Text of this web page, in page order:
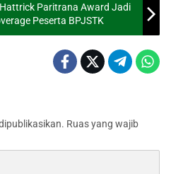
Paritrana Award Jadi
Peserta BPJSTK
Ruas yang wajib